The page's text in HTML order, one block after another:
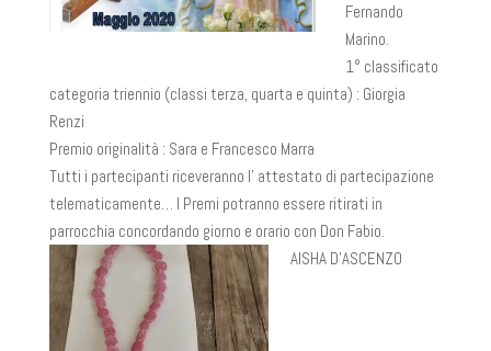
Fernando
Marino.
1° classificato
categoria triennio (classi terza, quarta e quinta) : Giorgia
Renzi
Premio originalità : Sara e Francesco Marra
Tutti i partecipanti riceveranno l’ attestato di partecipazione
telematicamente… I Premi potranno essere ritirati in
parrocchia concordando giorno e orario con Don Fabio.
AISHA D'ASCENZO